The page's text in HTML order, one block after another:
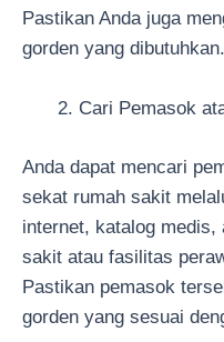
Pastikan Anda juga
gorden yang dibutuhkan.
Cari Pemasok
Anda dapat mencari
sekat rumah sakit
internet, katalog
sakit atau fasilitas
Pastikan pemasok
gorden yang sesuai